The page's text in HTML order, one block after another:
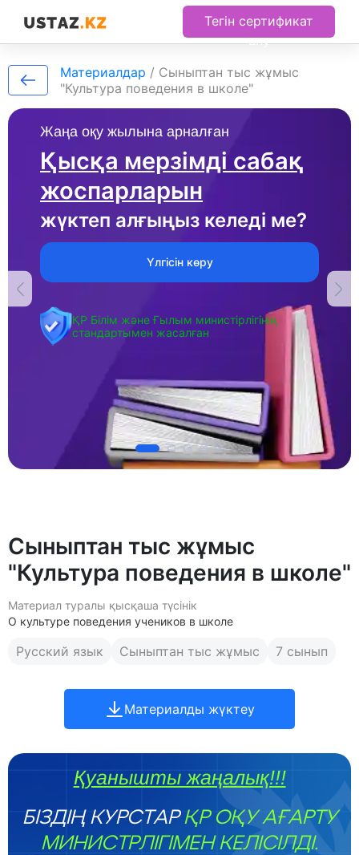
Тегін сертификат
алу
Жаңа оқу жылына арналған
Қысқа мерзімді сабақ
жоспарларын
жүктеп алғыңыз келеді ме?
Үлгісін көру
ҚР Білім және Ғылым министірлігінің
стандартымен жасалған
Материалдар / Сыныптан тыс жұмыс
"Культура поведения в школе"
Сыныптан тыс жұмыс
"Культура поведения в школе"
Материал туралы қысқаша түсінік
О культуре поведения учеников в школе
Русский язык Сыныптан тыс жұмыс 7 сынып
Материалды жүктеу
Қуанышты жаңалық!!!
БІЗДІҢ КУРСТАРҚР ОҚУ АҒАРТУ
МИНИСТРЛІГІМЕН КЕЛІСІЛДІ.